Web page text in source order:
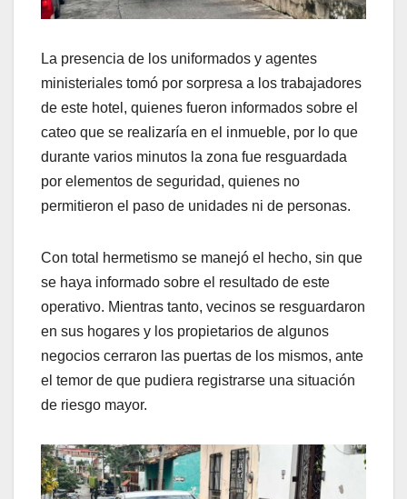
La presencia de los uniformados y agentes
ministeriales tomó por sorpresa a los trabajadores
de este hotel, quienes fueron informados sobre el
cateo que se realizaría en el inmueble, por lo que
durante varios minutos la zona fue resguardada
por elementos de seguridad, quienes no
permitieron el paso de unidades ni de personas.
Con total hermetismo se manejó el hecho, sin que
se haya informado sobre el resultado de este
operativo. Mientras tanto, vecinos se resguardaron
en sus hogares y los propietarios de algunos
negocios cerraron las puertas de los mismos, ante
el temor de que pudiera registrarse una situación
de riesgo mayor.